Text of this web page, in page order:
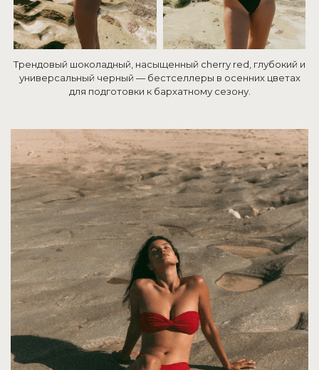
Трендовый шоколадный, насыщенный cherry red, глубокий и
универсальный черный — бестселлеры в осенних цветах
для подготовки к бархатному сезону.